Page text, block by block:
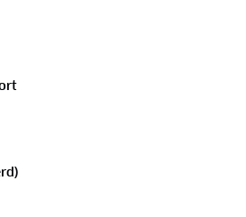
allround zitkussen voor een
sterkte en ultra hoge
De zeem is elastisch en
en sneldrogend,
schuim met zeer goede
Door gebruik te maken
zorgt dit voor een
heb je zowel in een